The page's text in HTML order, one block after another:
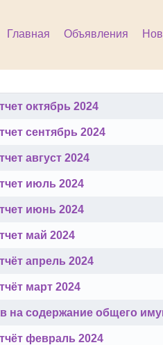
Главная Объявления
во просмотров
октябрь 2024
сентябрь 2024
август 2024
июль 2024
июнь 2024
май 2024
апрель 2024
март 2024
на содержание общего
февраль 2024